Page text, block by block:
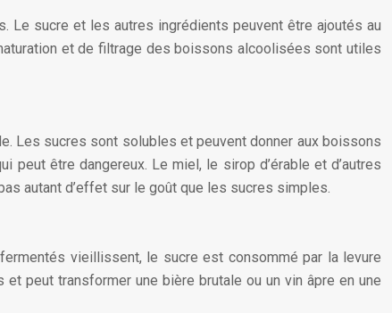
Le sucre et les autres ingrédients peuvent être ajoutés au
et de filtrage des boissons alcoolisées sont utiles
Les sucres sont solubles et peuvent donner aux boissons
peut être dangereux. Le miel, le sirop d’érable et d’autres
autant d’effet sur le goût que les sucres simples.
vieillissent, le sucre est consommé par la levure
peut transformer une bière brutale ou un vin âpre en une